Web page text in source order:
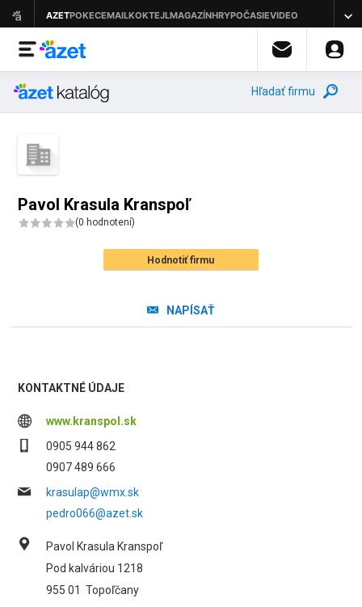
Hľadať firmu
Pavol Krasula Kranspoľ
(0 hodnotení)
Hodnotiť firmu
NAPÍSAŤ
KONTAKTNÉ ÚDAJE
www.kranspol.sk
0905 944 862
0907 489 666
krasulap@wmx.sk
pedro066@azet.sk
Pavol Krasula Kranspoľ
Pod kalváriou 1218
955 01 Topoľčany